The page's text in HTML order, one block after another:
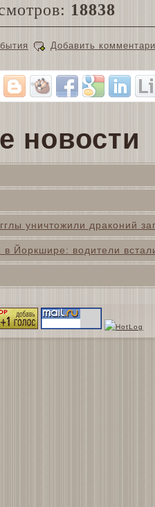
18838
Добавить
новости
уничтожили драконий
Йоркшире: водители